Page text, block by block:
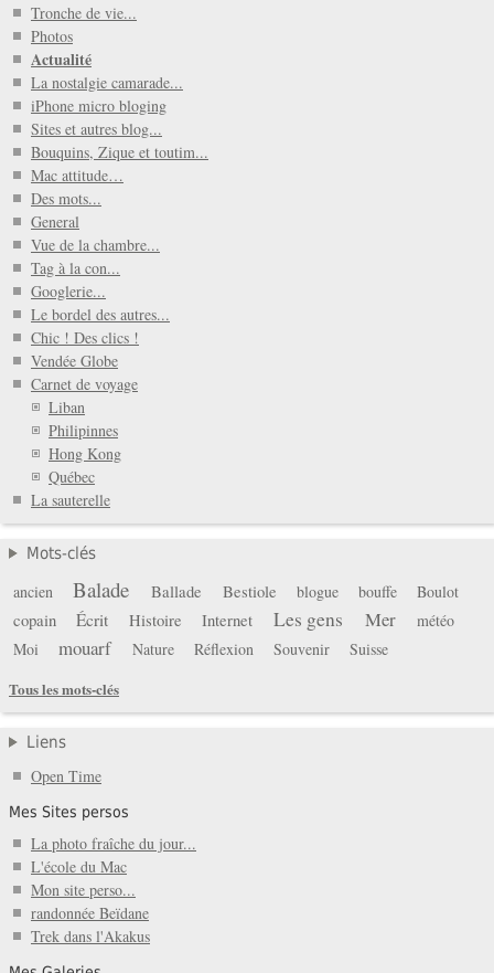
Tronche de vie...
Photos
Actualité
La nostalgie camarade...
iPhone micro bloging
Sites et autres blog...
Bouquins, Zique et toutim...
Mac attitude…
Des mots...
General
Vue de la chambre...
Tag à la con...
Googlerie...
Le bordel des autres...
Chic ! Des clics !
Vendée Globe
Carnet de voyage
Liban
Philipinnes
Hong Kong
Québec
La sauterelle
Mots-clés
ancien Balade Ballade Bestiole blogue bouffe Boulot
copain Écrit Histoire Internet Les gens Mer
météo
Moi
mouarf Nature Réflexion Souvenir
Suisse
Tous les mots-clés
Liens
Open Time
Mes Sites persos
La photo fraîche du jour...
L'école du Mac
Mon site perso...
randonnée Beïdane
Trek dans l'Akakus